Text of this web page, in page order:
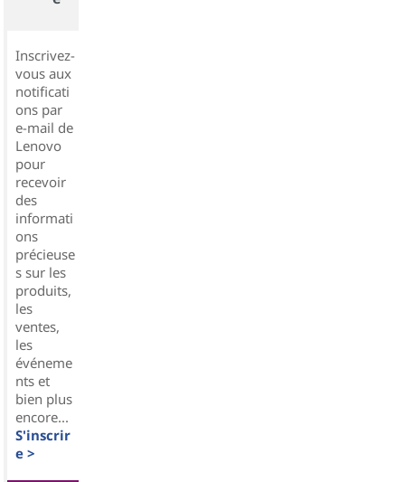
Inscrivez-
vous aux
notificati
ons par
e-mail de
Lenovo
pour
recevoir
des
informati
ons
précieuse
s sur les
produits,
les
ventes,
les
événeme
nts et
bien plus
encore...
S'inscrir
e >